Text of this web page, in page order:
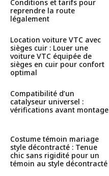
Conditions et tarifs pour
reprendre la route
légalement
Location voiture VTC avec
sièges cuir : Louer une
voiture VTC équipée de
sièges en cuir pour confort
optimal
Compatibilité d’un
catalyseur universel :
vérifications avant montage
Costume témoin mariage
style décontracté : Tenue
chic sans rigidité pour un
témoin au style décontracté